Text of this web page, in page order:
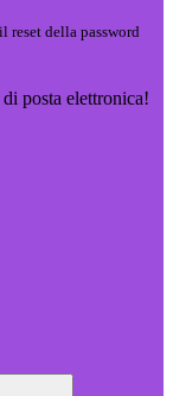
reset della password
posta elettronica!